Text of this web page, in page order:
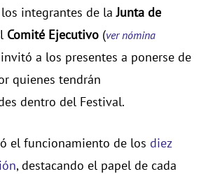
integrantes de laJunta de
Comité Ejecutivo(ver nómina
a los presentes a ponerse de
quienes tendrán
dentro del Festival.
el funcionamiento de los diez
, destacando el papel de cada